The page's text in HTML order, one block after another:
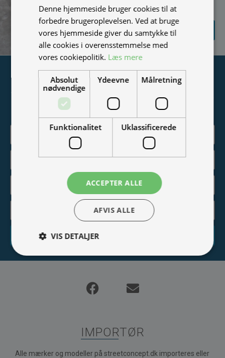
vi spammer ikke)
SEND
FORESPØRGSEL
Tilmeld nyhedsmail
Vær blandt de første til at modtage info om nye produkter,
tilbud, events og udstillinger.
IMPORTØR
Alle mærker og modeller på streetconcept.dk importeres eller
Denne hjemmeside bruger cookies til at
forbedre brugeroplevelsen. Ved at bruge
vores hjemmeside giver du samtykke til
alle cookies i overensstemmelse med
vores cookiepolitik. Læs mere
Absolut
nødvendige
Ydeevne Målretning
Funktionalitet Uklassificerede
ACCEPTER ALLE
AFVIS ALLE
VIS DETALJER